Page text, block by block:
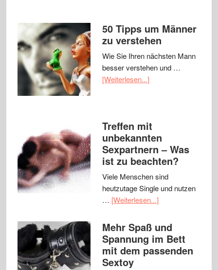
50 Tipps um Männer
zu verstehen
Wie Sie Ihren nächsten Mann
besser verstehen und …
[Weiterlesen...]
Treffen mit
unbekannten
Sexpartnern – Was
ist zu beachten?
Viele Menschen sind
heutzutage Single und nutzen
… [Weiterlesen...]
Mehr Spaß und
Spannung im Bett
mit dem passenden
Sextoy